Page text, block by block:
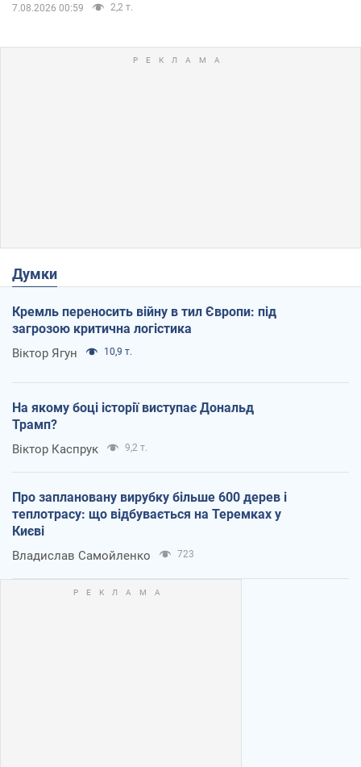
7.08.2026 00:59 2,2 т.
Думки
Кремль переносить війну в тил Європи: під
загрозою критична логістика
Віктор Ягун 10,9 т.
На якому боці історії виступає Дональд
Трамп?
Віктор Каспрук 9,2 т.
Про заплановану вирубку більше 600 дерев і
теплотрасу: що відбувається на Теремках у
Києві
Владислав Самойленко 723